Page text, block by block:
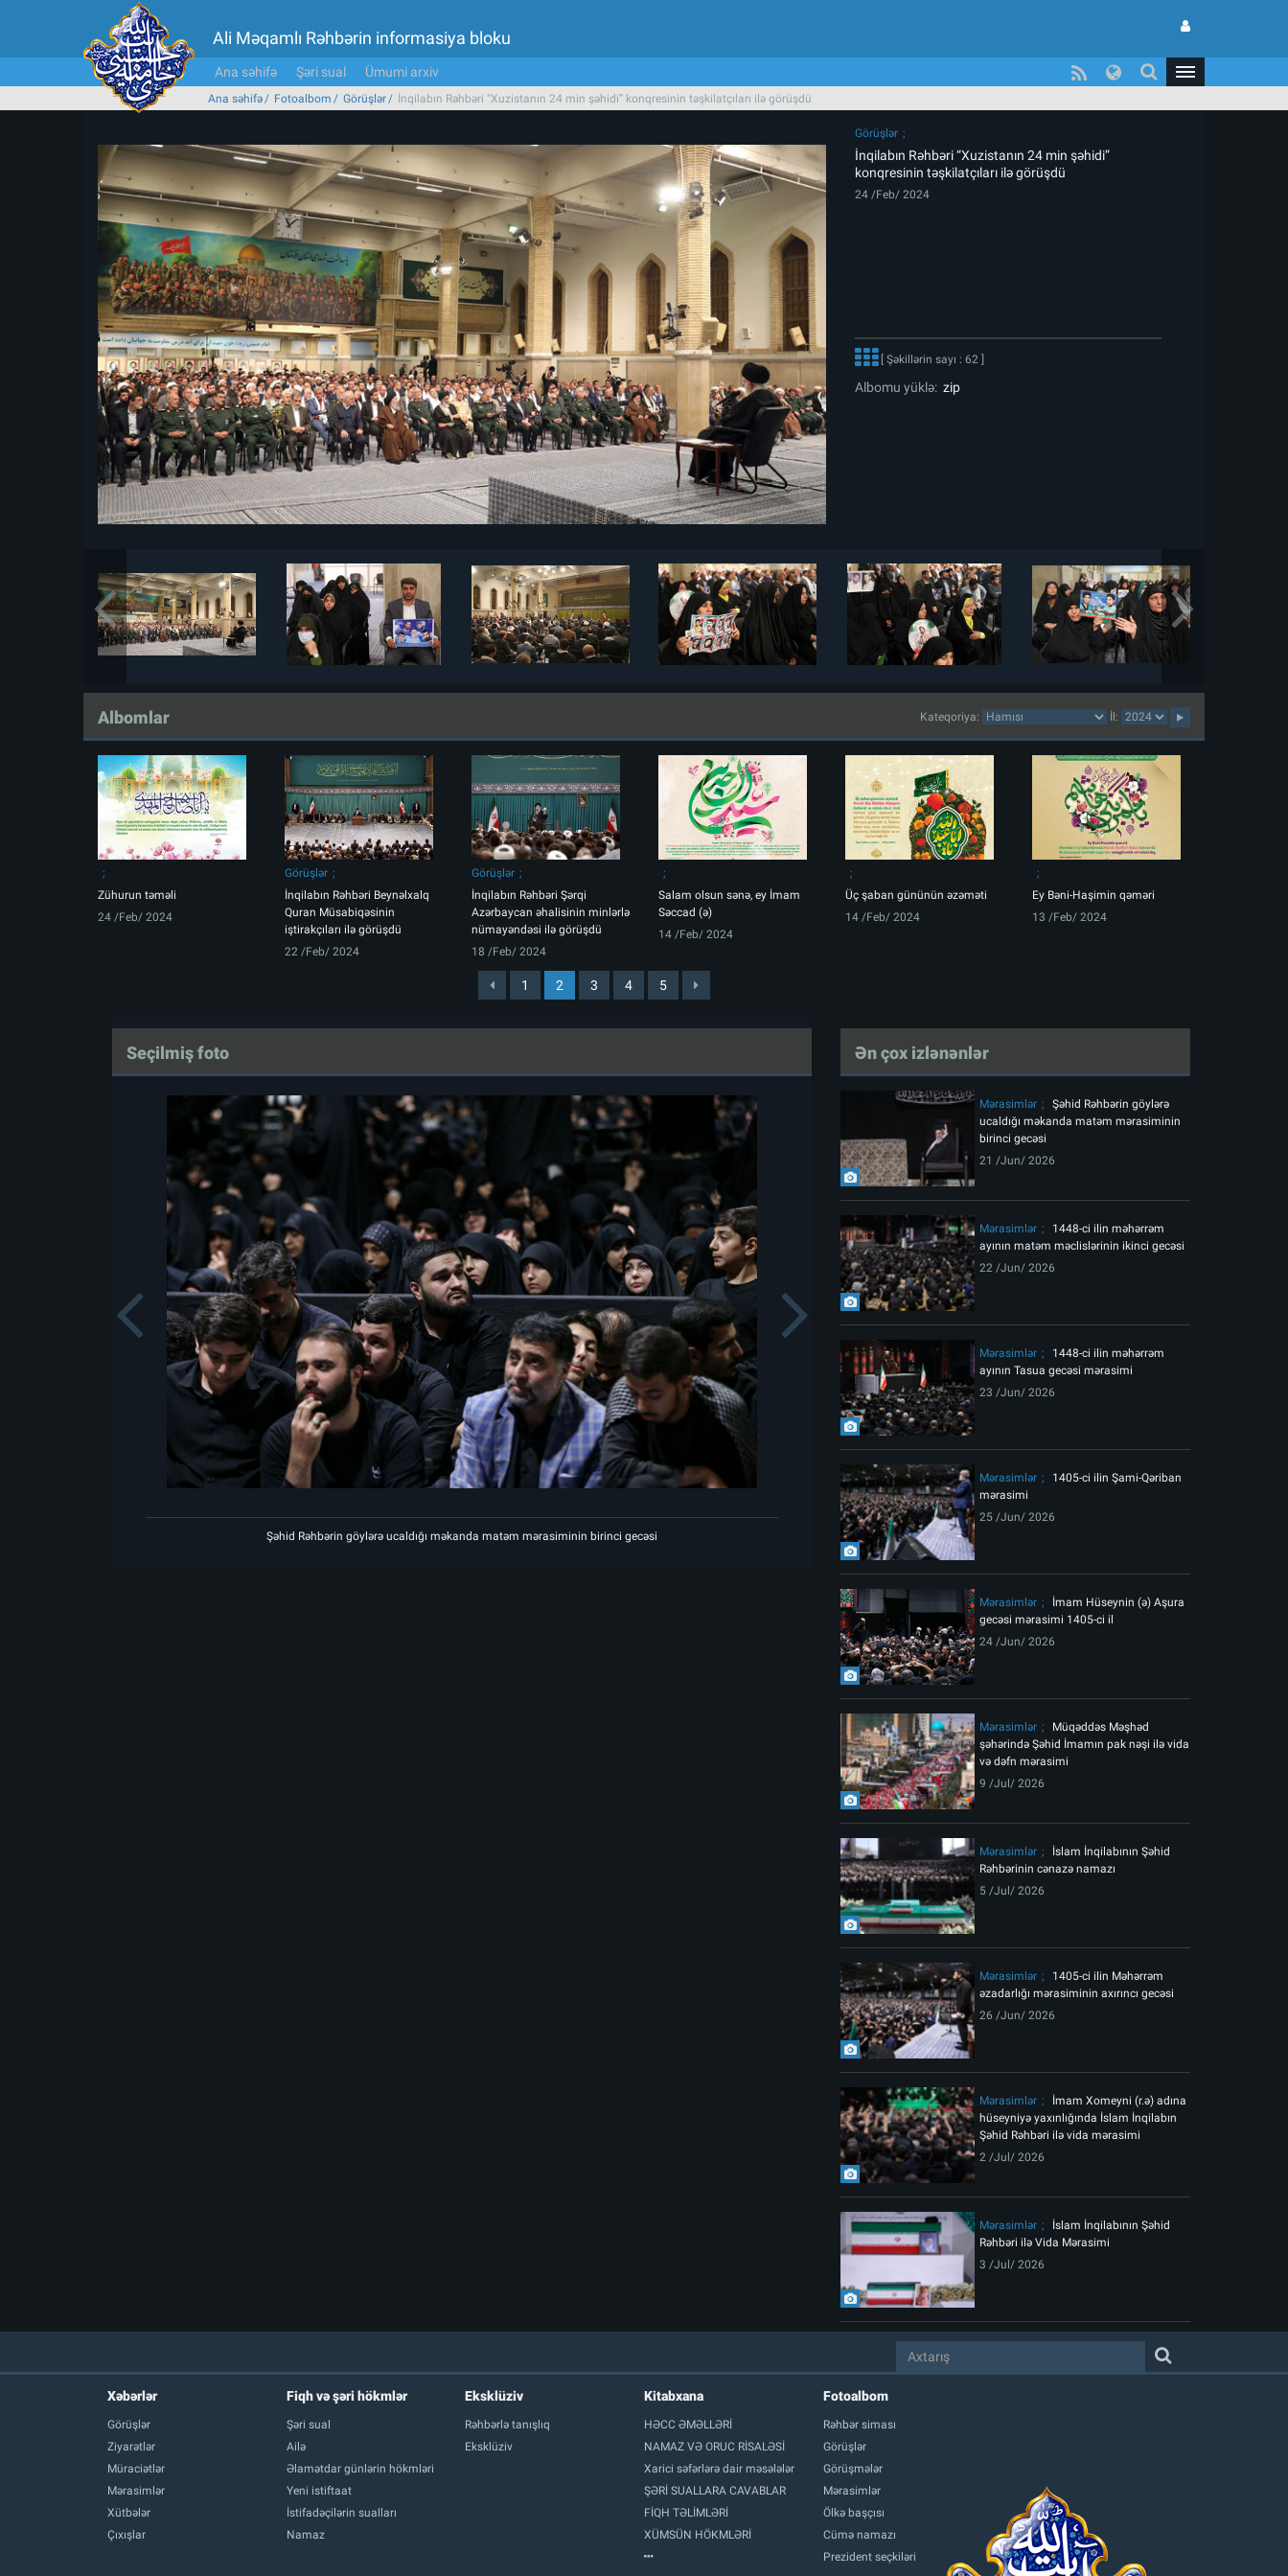
Ali Məqamlı Rəhbərin informasiya bloku
Ana səhifə Şəri sual Ümumi arxiv
Ana səhifə Fotoalbom Görüşlər İnqilabın Rəhbəri “Xuzistanın 24 min şəhidi” konqresinin təşkilatçıları ilə görüşdü
Görüşlər
İnqilabın Rəhbəri “Xuzistanın 24 min şəhidi”
konqresinin təşkilatçıları ilə görüşdü
24 /Feb/ 2024
[ Şəkillərin sayı : 62 ]
Albomu yüklə: zip
Albomlar Kateqoriya: İl:
Zühurun təməli
24 /Feb/ 2024
Görüşlər
İnqilabın Rəhbəri Beynəlxalq
Quran Müsabiqəsinin
iştirakçıları ilə görüşdü
22 /Feb/ 2024
Görüşlər
İnqilabın Rəhbəri Şərqi
Azərbaycan əhalisinin minlərlə
nümayəndəsi ilə görüşdü
18 /Feb/ 2024
Salam olsun sənə, ey İmam
Səccad (ə)
14 /Feb/ 2024
Üç şaban gününün əzəməti
14 /Feb/ 2024
Ey Bəni-Haşimin qəməri
13 /Feb/ 2024
1 2 3 4 5
Seçilmiş foto
Şəhid Rəhbərin göylərə ucaldığı məkanda matəm mərasiminin birinci gecəsi Şəhid Rəhbərin göylərə ucaldığı məkanda matəm mərasiminin
Previous Next
Ən çox izlənənlər
Mərasimlər
Şəhid Rəhbərin göylərə
ucaldığı məkanda matəm mərasiminin
birinci gecəsi
21 /Jun/ 2026
Mərasimlər
1448-ci ilin məhərrəm
ayının matəm məclislərinin ikinci gecəsi
22 /Jun/ 2026
Mərasimlər
1448-ci ilin məhərrəm
ayının Tasua gecəsi mərasimi
23 /Jun/ 2026
Mərasimlər
1405-ci ilin Şami-Qəriban
mərasimi
25 /Jun/ 2026
Mərasimlər
İmam Hüseynin (ə) Aşura
gecəsi mərasimi 1405-ci il
24 /Jun/ 2026
Mərasimlər
Müqəddəs Məşhəd
şəhərində Şəhid İmamın pak nəşi ilə vida
və dəfn mərasimi
9 /Jul/ 2026
Mərasimlər
İslam İnqilabının Şəhid
Rəhbərinin cənazə namazı
5 /Jul/ 2026
Mərasimlər
1405-ci ilin Məhərrəm
əzadarlığı mərasiminin axırıncı gecəsi
26 /Jun/ 2026
Mərasimlər
İmam Xomeyni (r.ə) adına
hüseyniyə yaxınlığında İslam İnqilabın
Şəhid Rəhbəri ilə vida mərasimi
2 /Jul/ 2026
Mərasimlər
İslam İnqilabının Şəhid
Rəhbəri ilə Vida Mərasimi
3 /Jul/ 2026
Xəbərlər
Görüşlər
Ziyarətlər
Müraciətlər
Mərasimlər
Xütbələr
Çıxışlar
Fiqh və şəri hökmlər
Şəri sual
Ailə
Əlamətdar günlərin hökmləri
Yeni istiftaat
İstifadəçilərin sualları
Namaz
Eksklüziv
Rəhbərlə tanışlıq
Eksklüziv
Kitabxana
HƏCC ƏMƏLLƏRİ
NAMAZ VƏ ORUC RİSALƏSİ
Xarici səfərlərə dair məsələlər
ŞƏRİ SUALLARA CAVABLAR
FİQH TƏLİMLƏRİ
XÜMSÜN HÖKMLƏRİ
Fotoalbom
Rəhbər siması
Görüşlər
Görüşmələr
Mərasimlər
Ölkə başçısı
Cümə namazı
Prezident seçkiləri